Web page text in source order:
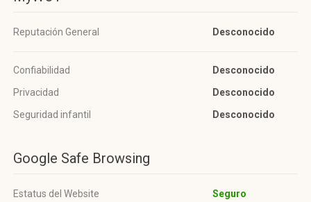
Reputación General Desconocido
Confiabilidad
Desconocido
Privacidad
Desconocido
Seguridad infantil
Desconocido
Google Safe Browsing
Estatus del Website Seguro